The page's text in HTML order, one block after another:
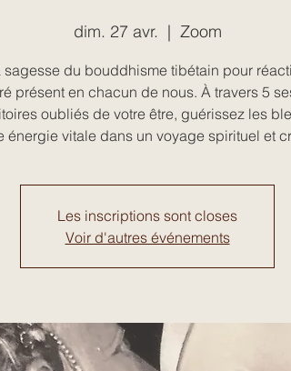
dim. 27 avr.
  |
Zoom
sagesse du bouddhisme tibétain pour
présent en chacun de nous. À travers 5
oubliés de votre être, guérissez les
énergie vitale dans un voyage spirituel et
Les inscriptions sont closes
Voir d'autres événements